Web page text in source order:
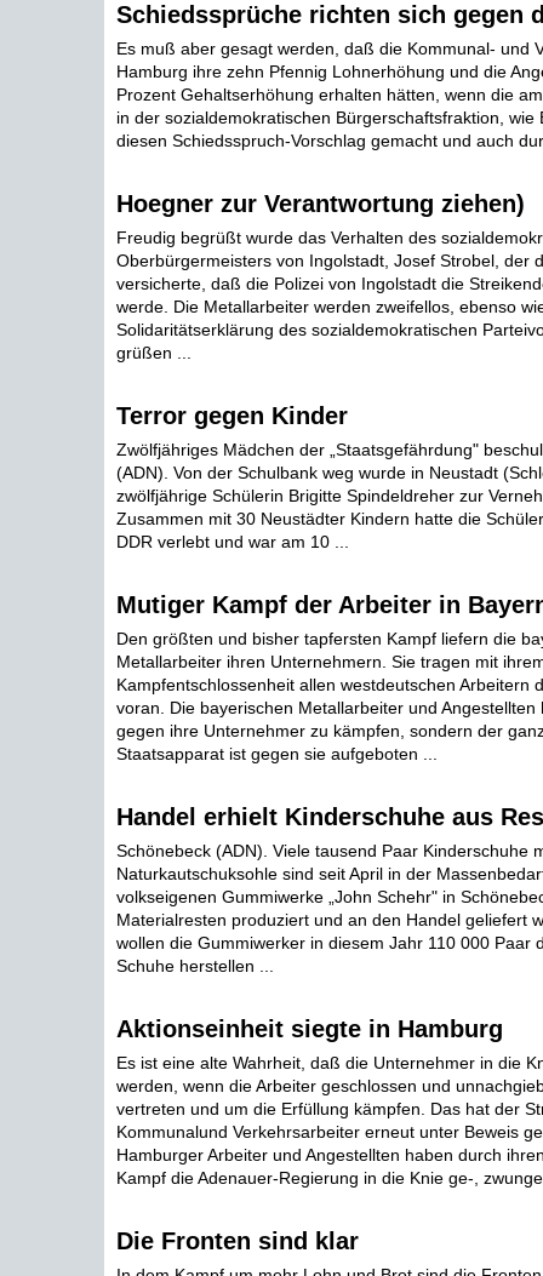
Schiedssprüche richten sich gegen
Es muß aber gesagt werden, daß die Kommunal- und
Hamburg ihre zehn Pfennig Lohnerhöhung und die
Prozent Gehaltserhöhung erhalten hätten, wenn die
in der sozialdemokratischen Bürgerschaftsfraktion, wie
diesen Schiedsspruch-Vorschlag gemacht und auch
Hoegner zur Verantwortung ziehen)
Freudig begrüßt wurde das Verhalten des
Oberbürgermeisters von Ingolstadt, Josef Strobel, der
versicherte, daß die Polizei von Ingolstadt die
werde. Die Metallarbeiter werden zweifellos, ebenso
Solidaritätserklärung des sozialdemokratischen
grüßen ...
Terror gegen Kinder
Zwölfjähriges Mädchen der „Staatsgefährdung"
(ADN). Von der Schulbank weg wurde in Neustadt
zwölfjährige Schülerin Brigitte Spindeldreher zur
Zusammen mit 30 Neustädter Kindern hatte die
DDR verlebt und war am 10 ...
Mutiger Kampf der Arbeiter in
Den größten und bisher tapfersten Kampf liefern die
Metallarbeiter ihren Unternehmern. Sie tragen mit
Kampfentschlossenheit allen westdeutschen Arbeitern
voran. Die bayerischen Metallarbeiter und Angestellten
gegen ihre Unternehmer zu kämpfen, sondern der
Staatsapparat ist gegen sie aufgeboten ...
Handel erhielt Kinderschuhe aus
Schönebeck (ADN). Viele tausend Paar Kinderschuhe
Naturkautschuksohle sind seit April in der
volkseigenen Gummiwerke „John Schehr" in
Materialresten produziert und an den Handel geliefert
wollen die Gummiwerker in diesem Jahr 110 000 Paar
Schuhe herstellen ...
Aktionseinheit siegte in Hamburg
Es ist eine alte Wahrheit, daß die Unternehmer in die
werden, wenn die Arbeiter geschlossen und
vertreten und um die Erfüllung kämpfen. Das hat der
Kommunalund Verkehrsarbeiter erneut unter Beweis
Hamburger Arbeiter und Angestellten haben durch
Kampf die Adenauer-Regierung in die Knie ge-,
Die Fronten sind klar